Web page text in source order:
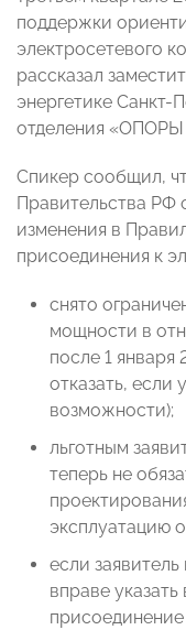
поддержки
электросетевого
рассказал
энергетике Санкт-
отделения
Спикер сообщил,
Правительства РФ
изменения в
присоединения к
снято
мощности в
после 1
отказать, если
возможности);
льготным
теперь не
эксплуатацию
если заявитель
вправе